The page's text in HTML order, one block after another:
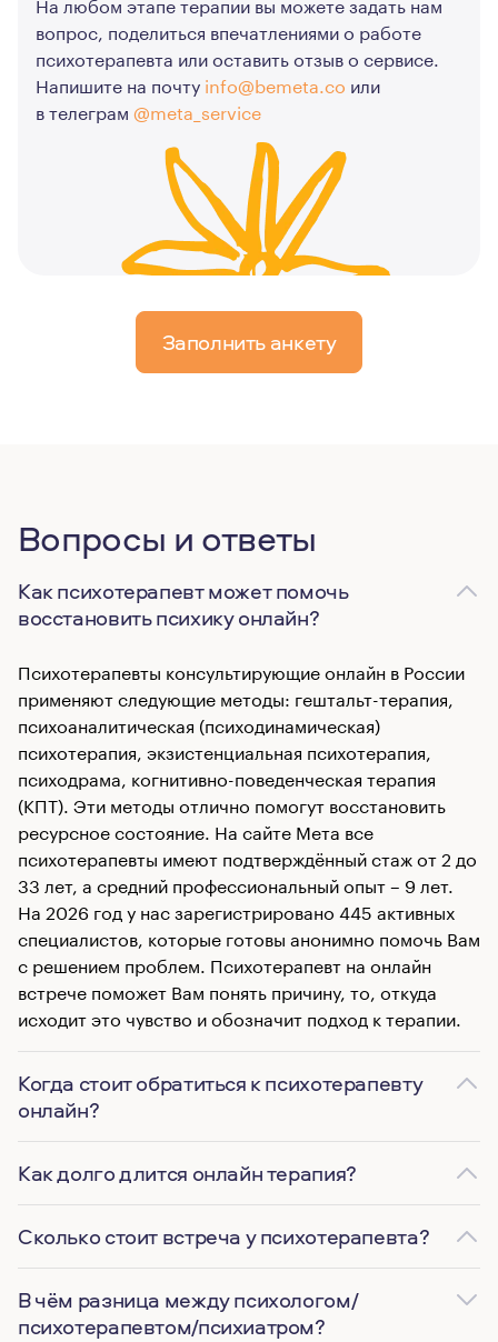
вопрос, поделиться впечатлениями о работе
психотерапевта или оставить отзыв о сервисе.
Напишите на почту info@bemeta.co или
в телеграм @meta_service
Заполнить анкету
Вопросы и ответы
Как психотерапевт может помочь
восстановить психику онлайн?
Психотерапевты консультирующие онлайн в России
применяют следующие методы: гештальт-терапия,
психоаналитическая (психодинамическая)
психотерапия, экзистенциальная психотерапия,
психодрама, когнитивно-поведенческая терапия
(КПТ). Эти методы отлично помогут восстановить
ресурсное состояние. На сайте Мета все
психотерапевты имеют подтверждённый стаж от 2 до
33 лет, а средний профессиональный опыт – 9 лет.
На 2026 год у нас зарегистрировано 445 активных
специалистов, которые готовы анонимно помочь Вам
с решением проблем. Психотерапевт на онлайн
встрече поможет Вам понять причину, то, откуда
исходит это чувство и обозначит подход к терапии.
Когда стоит обратиться к психотерапевту
онлайн?
Как долго длится онлайн терапия?
Сколько стоит встреча у психотерапевта?
В чём разница между психологом/
психотерапевтом/психиатром?